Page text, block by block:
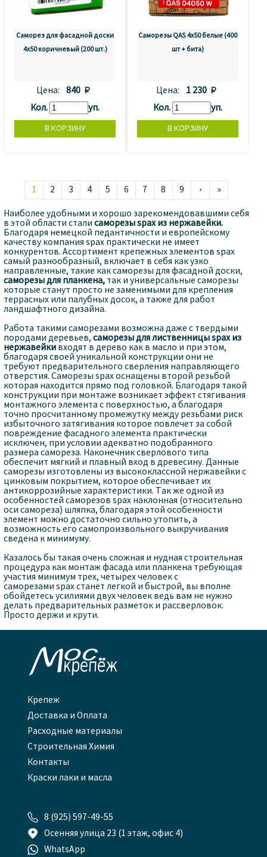
Саморез для фасадной доски
4x50 коричневый (200 шт.)
Цена:
840 
Кол.
уп.
Саморезы QAS 4x50 белые (400
шт + бита)
Цена:
1 230 
Кол.
уп.
1 2 3 4 5 6 7 8 9 › »
Наиболее удобными и хорошо зарекомендовавшими себя
в этой области стали саморезы spax из нержавейки.
Благодаря немецкой педантичности и европейскому
качеству компания spax практически не имеет
конкурентов. Ассортимент крепежных элементов spax
самый разнообразный, включает в себя как узко
направленные, такие как саморезы для фасадной доски,
саморезы для планкена, так и универсальные саморезы
которые станут просто не заменимыми для крепления
террасных или палубных досок, а также для работ
ландшафтного дизайна.
Работа такими саморезами возможна даже с твердыми
породами деревьев, саморезы для лиственницы spax из
нержавейки входят в дерево как в масло и при этом,
благодаря своей уникальной конструкции они не
требуют предварительного сверления направляющего
отверстия. Саморезы spax оснащены второй резьбой
которая находится прямо под головкой. Благодаря такой
конструкции при монтаже возникает эффект стягивания
монтажного элемента с поверхностью, а благодаря
точно просчитанному промежутку между резьбами риск
избыточного затягивания которое повлечет за собой
повреждение фасадного элемента практически
исключен, при условии адекватно подобранного
размера самореза. Наконечник сверлового типа
обеспечит мягкий и плавный вход в древесину. Данные
саморезы изготовлены из высококлассной нержавейки с
цинковым покрытием, которое обеспечивает их
антикоррозийные характеристики. Так же одной из
особенностей саморезов spax наклонная (относительно
оси самореза) шляпка, благодаря этой особенности
элемент можно достаточно сильно утопить, а
возможность его самопроизвольного выкручивания
сведена к минимуму.
Казалось бы такая очень сложная и нудная строительная
процедура как монтаж фасада или планкена требующая
участия минимум трех, четырех человек с
саморезами spax станет легкой и быстрой, вы вполне
обойдетесь усилиями двух человек ведь вам не нужно
делать предварительных разметок и рассверловок.
Просто держи и крути.

Крепеж
Доставка и Оплата
Расходные материалы
Строительная Химия
Контакты
Краски лаки и масла
 8 (925) 597-49-55
 Осенняя улица 23 (1 этаж, офис 4)
 WhatsApp